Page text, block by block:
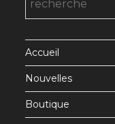
nouvelnouvel
Accueil
Nouvelles
Boutique